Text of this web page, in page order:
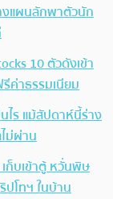
แผนลักพาตัวนัก
10 ตัวดังเข้า
ค่าธรรมเนียม
ไร แม้สัปดาห์นี้ร่าง
ม่ผ่าน
ก็บเข้าตู้ หวั่นพิษ
โทฯ ในบ้าน